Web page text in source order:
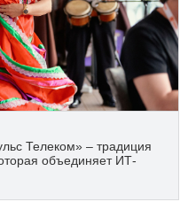
Телеком» – традиция
объединяет ИТ-